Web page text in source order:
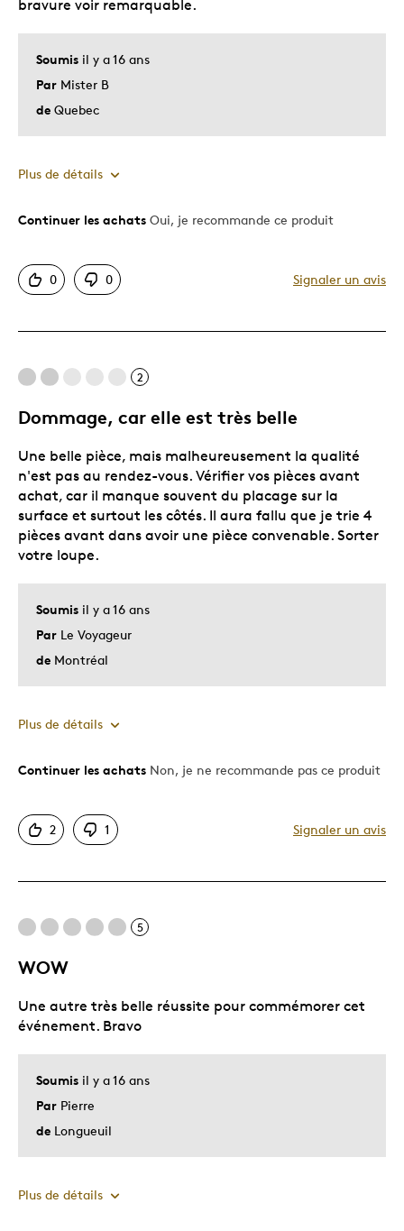
Soumis il y a 16 ans
Par Mister B
de Quebec
bravure voir remarquable.
Plus de détails
Le pour
Motif attrayant
Très bonne qualité
Les meilleures utilisations
Cadeau de Noël
Cadeau pour adulte
Occasion spéciale
Décrivez-vous Guidé par la qualité
Continuer les achats Oui, je recommande ce produit
0 0 Signaler un avis
2
Dommage, car elle est très belle
Soumis il y a 16 ans
Par Le Voyageur
de Montréal
Une belle pièce, mais malheureusement la qualité
n'est pas au rendez-vous. Vérifier vos pièces avant
achat, car il manque souvent du placage sur la
surface et surtout les côtés. Il aura fallu que je trie 4
pièces avant dans avoir une pièce convenable. Sorter
votre loupe.
Plus de détails
Le pour
Original
Mauvaise qualité
Continuer les achats Non, je ne recommande pas ce produit
2 1 Signaler un avis
5
WOW
Soumis il y a 16 ans
Par Pierre
de Longueuil
Une autre très belle réussite pour commémorer cet
événement. Bravo
Plus de détails